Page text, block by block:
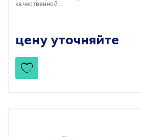
качественной…
цену уточняйте